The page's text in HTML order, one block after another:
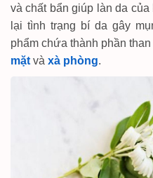
và chất bẩn giúp làn da của
lại tình trạng bí da gây
phẩm chứa thành phần
mặt và xà phòng.